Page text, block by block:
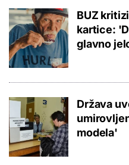
BUZ
kartice:
glavno
Država
modela'